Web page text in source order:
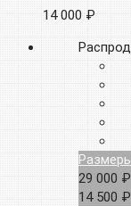
14 000 ₽
29 000 ₽
14 500 ₽